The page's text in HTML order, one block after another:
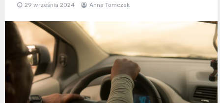
29 września 2024 Anna Tomczak